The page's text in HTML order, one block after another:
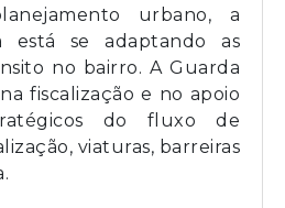
urbano, a
está se adaptando as
no bairro. A Guarda
fiscalização e no apoio
do fluxo de
viaturas, barreiras